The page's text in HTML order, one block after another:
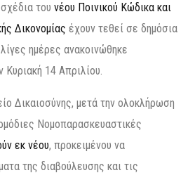
του νέου Ποινικού Κώδικα και
Δικονομίας έχουν τεθεί σε δημόσια
ημέρες ανακοινώθηκε
14 Απριλίου.
Δικαιοσύνης, μετά την ολοκλήρωση
Νομοπαρασκευαστικές
εκ νέου, προκειμένου να
της διαβούλευσης και τις